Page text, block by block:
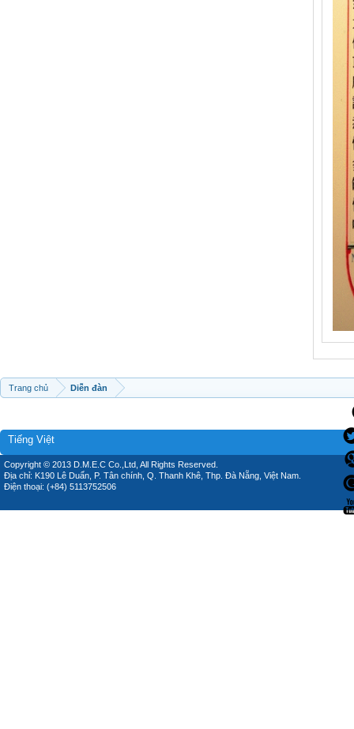
Trang chủ Diễn đàn
Tiếng Việt
Copyright © 2013 D.M.E.C Co.,Ltd, All Rights Reserved.
Địa chỉ: K190 Lê Duẩn, P. Tân chính, Q. Thanh Khê, Thp. Đà Nẵng, Việt Nam.
Điện thoại: (+84) 5113752506